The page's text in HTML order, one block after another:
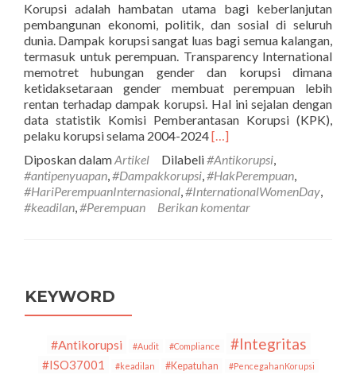
Korupsi adalah hambatan utama bagi keberlanjutan
pembangunan ekonomi, politik, dan sosial di seluruh
dunia. Dampak korupsi sangat luas bagi semua kalangan,
termasuk untuk perempuan. Transparency International
memotret hubungan gender dan korupsi dimana
ketidaksetaraan gender membuat perempuan lebih
rentan terhadap dampak korupsi. Hal ini sejalan dengan
data statistik Komisi Pemberantasan Korupsi (KPK),
pelaku korupsi selama 2004-2024Selengkapnya
Perempuan
Internasional:
Dampak
Korupsi
[…]
Diposkan dalamArtikel Dilabeli#Antikorupsi,
#antipenyuapan,#Dampakkorupsi,#HakPerempuan,
#HariPerempuanInternasional,#InternationalWomenDay,
#keadilan,#Perempuan Berikan komentar
KEYWORD
#Antikorupsi #Audit #Compliance #Integritas
#ISO37001 #keadilan #Kepatuhan
#PencegahanKorupsi